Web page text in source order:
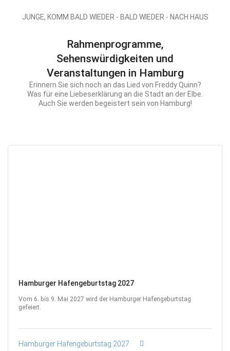
JUNGE, KOMM BALD WIEDER - BALD WIEDER - NACH HAUS
Rahmenprogramme,
Sehenswürdigkeiten und
Veranstaltungen in Hamburg
Erinnern Sie sich noch an das Lied von Freddy Quinn?
Was für eine Liebeserklärung an die Stadt an der Elbe.
Auch Sie werden begeistert sein von Hamburg!
Hamburger Hafengeburtstag 2027
Vom 6. bis 9. Mai 2027 wird der Hamburger Hafengeburtstag
gefeiert.
Hamburger Hafengeburtstag 2027